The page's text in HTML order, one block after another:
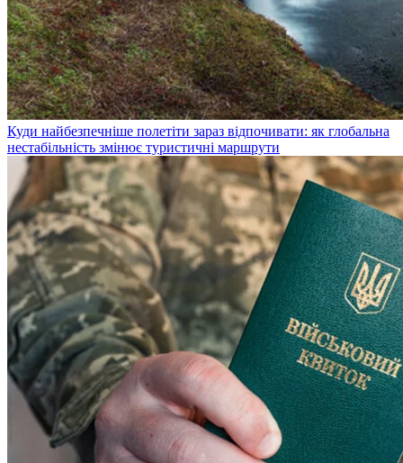
Куди найбезпечніше полетіти зараз відпочивати: як глобальна
нестабільність змінює туристичні маршрути